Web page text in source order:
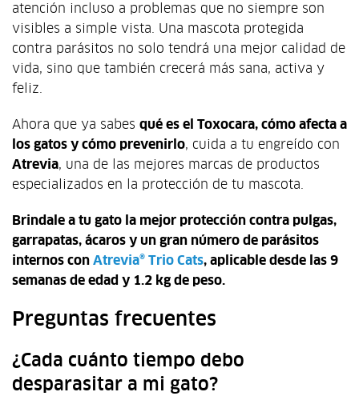
atención incluso a problemas que no siempre son
visibles a simple vista. Una mascota protegida
contra parásitos no solo tendrá una mejor calidad de
vida, sino que también crecerá más sana, activa y
feliz.
Ahora que ya sabes qué es el Toxocara, cómo afecta a
los gatos y cómo prevenirlo, cuida a tu engreído con
Atrevia, una de las mejores marcas de productos
especializados en la protección de tu mascota.
Brindale a tu gato la mejor protección contra pulgas,
garrapatas, ácaros y un gran número de parásitos
internos con Atrevia® Trio Cats, aplicable desde las 9
semanas de edad y 1.2 kg de peso.
Preguntas frecuentes
¿Cada cuánto tiempo debo
desparasitar a mi gato?